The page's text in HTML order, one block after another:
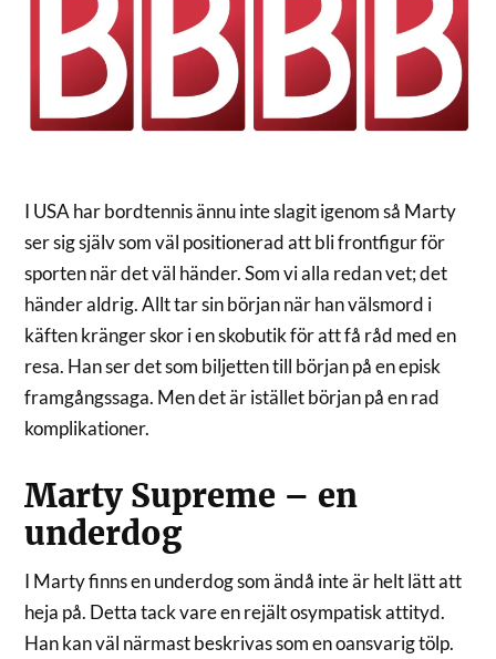
I USA har bordtennis ännu inte slagit igenom så Marty
ser sig själv som väl positionerad att bli frontfigur för
sporten när det väl händer. Som vi alla redan vet; det
händer aldrig. Allt tar sin början när han välsmord i
käften kränger skor i en skobutik för att få råd med en
resa. Han ser det som biljetten till början på en episk
framgångssaga. Men det är istället början på en rad
komplikationer.
Marty Supreme – en
underdog
I Marty finns en underdog som ändå inte är helt lätt att
heja på. Detta tack vare en rejält osympatisk attityd.
Han kan väl närmast beskrivas som en oansvarig tölp.